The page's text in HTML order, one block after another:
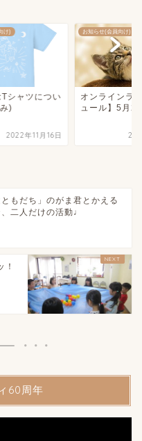
につい
年11月16日
お知らせ(会員向け)
オンラインラボ【 ス
ュール】5月25日更
2020年5
ともだち」のがま君とかえる
二人だけの活動♩
！
60周年